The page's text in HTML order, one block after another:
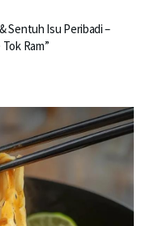
Sentuh Isu Peribadi –
Ram”